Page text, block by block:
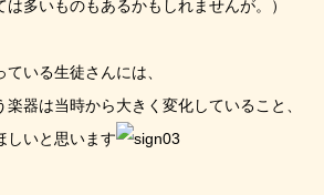
は多いものもあるかもしれませんが。）
ている生徒さんには、
楽器は当時から大きく変化していること、
しいと思います